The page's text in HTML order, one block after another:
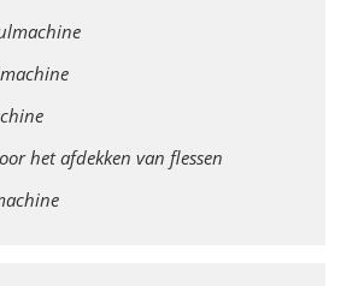
het afdekken van flessen